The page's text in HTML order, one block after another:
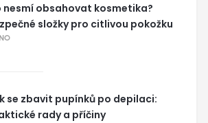
nesmí obsahovat kosmetika?
složky pro citlivou pokožku
se zbavit pupínků po depilaci:
rady a příčiny